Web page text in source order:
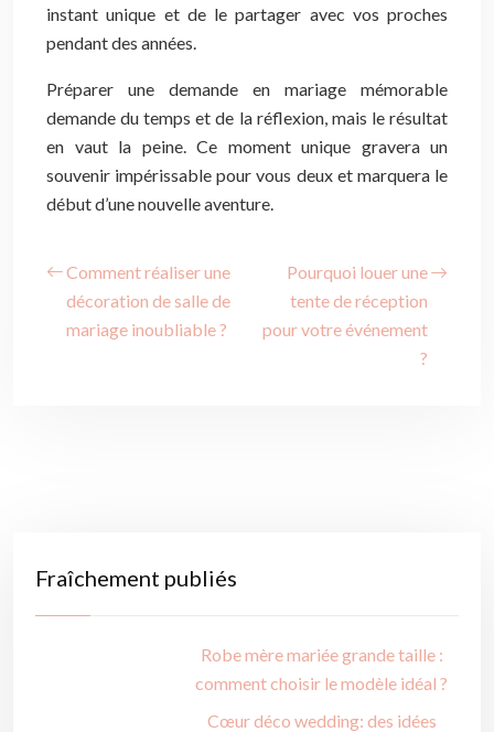
instant unique et de le partager avec vos proches
pendant des années.
Préparer une demande en mariage mémorable
demande du temps et de la réflexion, mais le résultat
en vaut la peine. Ce moment unique gravera un
souvenir impérissable pour vous deux et marquera le
début d’une nouvelle aventure.
Comment réaliser une
décoration de salle de
mariage inoubliable ?
Pourquoi louer une
tente de réception
pour votre événement
?
Fraîchement publiés
Robe mère mariée grande taille :
comment choisir le modèle idéal ?
Cœur déco wedding: des idées